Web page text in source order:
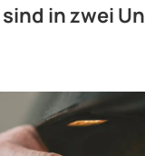
in zwei